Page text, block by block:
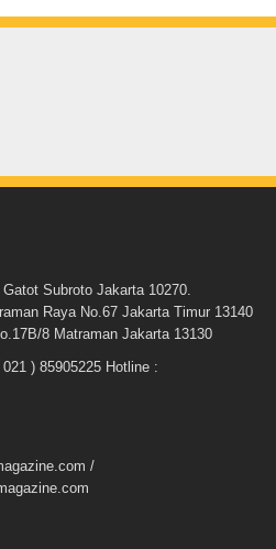
Subroto Jakarta 10270.
Raya No.67 Jakarta Timur 13140
8 Matraman Jakarta 13130
) 85905225 Hotline :
/